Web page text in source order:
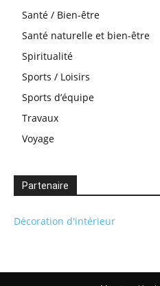
Santé / Bien-être
Santé naturelle et bien-être
Spiritualité
Sports / Loisirs
Sports d’équipe
Travaux
Voyage
Partenaire
Décoration d'intérieur